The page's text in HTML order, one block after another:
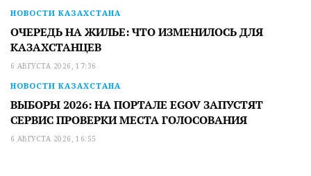
НОВОСТИ КАЗАХСТАНА
ОЧЕРЕДЬ НА ЖИЛЬЕ: ЧТО ИЗМЕНИЛОСЬ ДЛЯ
КАЗАХСТАНЦЕВ
6 АВГУСТА 2026, 17:36
НОВОСТИ КАЗАХСТАНА
ВЫБОРЫ 2026: НА ПОРТАЛЕ EGOV ЗАПУСТЯТ
СЕРВИС ПРОВЕРКИ МЕСТА ГОЛОСОВАНИЯ
6 АВГУСТА 2026, 16:55